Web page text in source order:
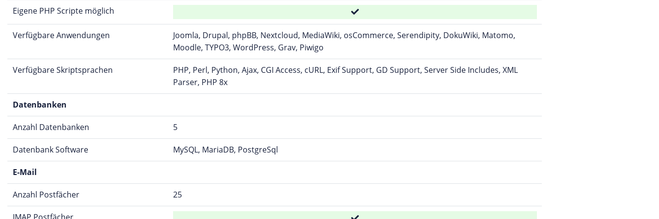
Eigene PHP Scripte möglich
Verfügbare Anwendungen
Joomla, Drupal, phpBB, Nextcloud, MediaWiki, osCommerce, Serendipity, DokuWiki, Matomo,
Moodle, TYPO3, WordPress, Grav, Piwigo
Verfügbare Skriptsprachen
PHP, Perl, Python, Ajax, CGI Access, cURL, Exif Support, GD Support, Server Side Includes, XML
Parser, PHP 8x
Datenbanken
Anzahl Datenbanken 5
Datenbank Software MySQL, MariaDB, PostgreSql
E-Mail
Anzahl Postfächer 25
IMAP Postfächer